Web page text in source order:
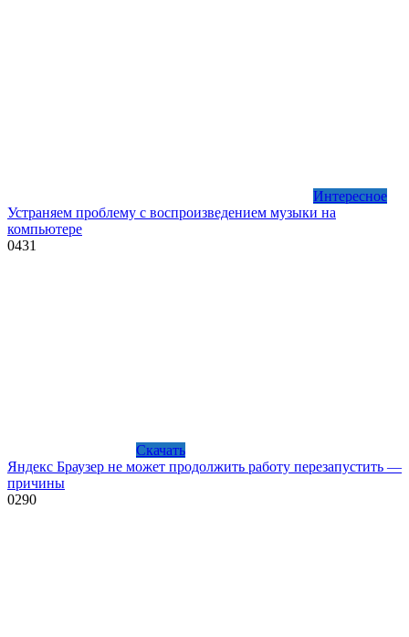
Интересное
Устраняем проблему с воспроизведением музыки на
компьютере
0431
Скачать
Яндекс Браузер не может продолжить работу перезапустить —
причины
0290